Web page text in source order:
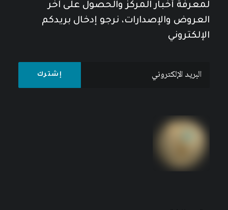
لمعرفة أخبار المركز والحصول على آخر
العروض والإصدارات، نرجو إدخال بريدكم
الإلكتروني